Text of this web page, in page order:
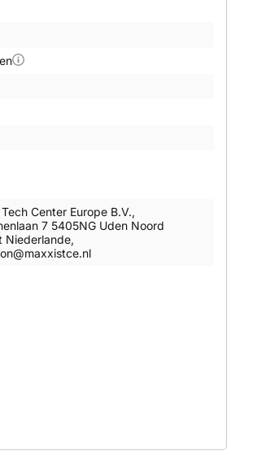
Center Europe B.V.,
7 5405NG Uden Noord
Niederlande,